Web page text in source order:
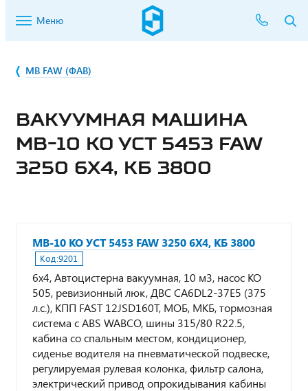
Меню
МВ FAW (ФАВ)
ВАКУУМНАЯ МАШИНА
МВ-10 КО УСТ 5453 FAW
3250 6Х4, КБ 3800
МВ-10 КО УСТ 5453 FAW 3250 6Х4, КБ 3800
Код:9201
6х4, Автоцистерна вакуумная, 10 м3, насос КО
505, ревизионный люк, ДВС CA6DL2-37E5 (375
л.с.), КПП FAST 12JSD160T, МОБ, МКБ, тормозная
система с ABS WABCO, шины 315/80 R22.5,
кабина со спальным местом, кондиционер,
сиденье водителя на пневматической подвеске,
регулируемая рулевая колонка, фильтр салона,
электрический привод опрокидывания кабины